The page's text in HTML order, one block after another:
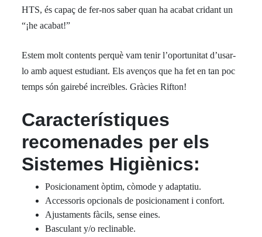
HTS, és capaç de fer-nos saber quan ha acabat cridant un
“¡he acabat!”
Estem molt contents perquè vam tenir l’oportunitat d’usar-
lo amb aquest estudiant. Els avenços que ha fet en tan poc
temps són gairebé increïbles. Gràcies Rifton!
Característiques
recomenades per els
Sistemes Higiènics:
Posicionament òptim, còmode y adaptatiu.
Accessoris opcionals de posicionament i confort.
Ajustaments fàcils, sense eines.
Basculant y/o reclinable.